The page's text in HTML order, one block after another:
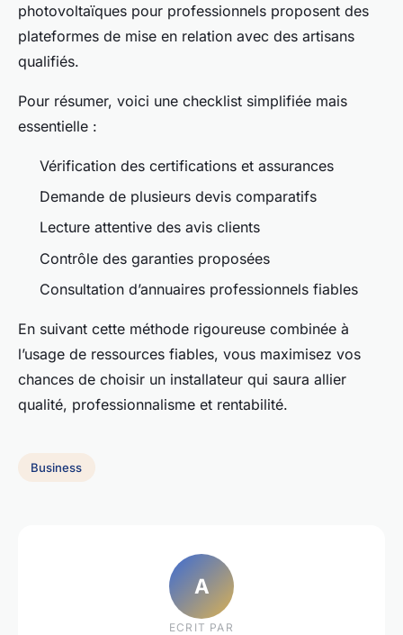
photovoltaïques pour professionnels proposent des
plateformes de mise en relation avec des artisans
qualifiés.
Pour résumer, voici une checklist simplifiée mais
essentielle :
Vérification des certifications et assurances
Demande de plusieurs devis comparatifs
Lecture attentive des avis clients
Contrôle des garanties proposées
Consultation d’annuaires professionnels fiables
En suivant cette méthode rigoureuse combinée à
l’usage de ressources fiables, vous maximisez vos
chances de choisir un installateur qui saura allier
qualité, professionnalisme et rentabilité.
Business
A
ECRIT PAR